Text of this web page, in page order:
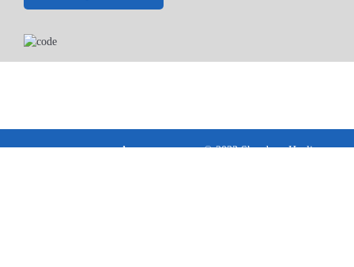
Авторские права © 2023 Shandong Huali